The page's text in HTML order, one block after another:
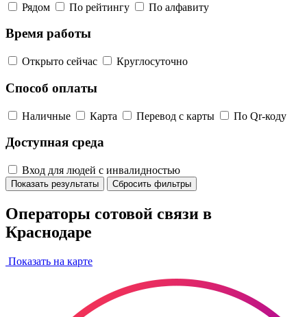
Рядом По рейтингу По алфавиту
Время работы
Открыто сейчас Круглосуточно
Способ оплаты
Наличные Карта Перевод с карты По Qr-коду
Доступная среда
Вход для людей с инвалидностью
Показать результаты Сбросить фильтры
Операторы сотовой связи в
Краснодаре
Показать на карте